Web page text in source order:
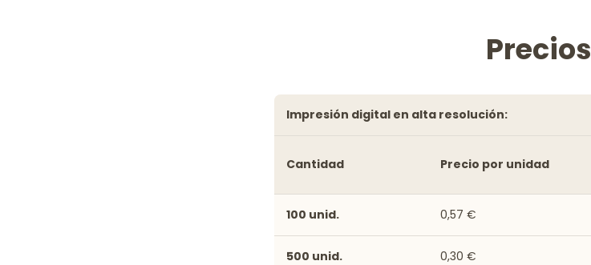
Precios
impresión digital en alta resolución:
Cantidad Precio por unidad
100 unid. 0,57 €
500 unid. 0,30 €